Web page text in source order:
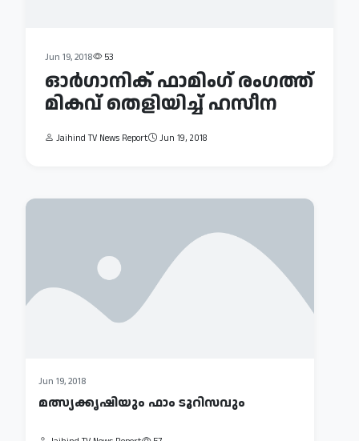
Jun 19, 2018 53
ഓർഗാനിക് ഫാമിംഗ് രംഗത്ത്
മികവ് തെളിയിച്ച് ഹസീന
Jaihind TV News Report Jun 19, 2018
Jun 19, 2018
മത്സ്യക്കൃഷിയും ഫാം ടൂറിസവും